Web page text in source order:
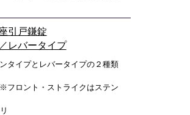
引戸鎌錠
レバータイプ
タイプとレバータイプの２種類
ロント・ストライクはステン